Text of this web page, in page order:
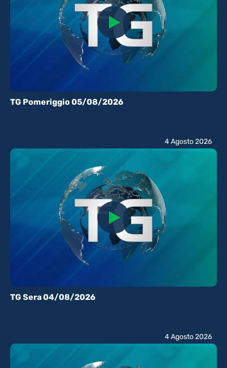
TG Pomeriggio 05/08/2026
TG Sera 04/08/2026
4 Agosto 2026
4 Agosto 2026